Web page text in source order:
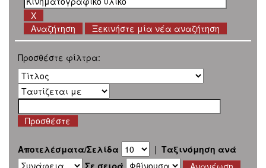
Ξεκινήστε μία νέα αναζήτηση
Προσθέστε φίλτρα:
Αποτελέσματα/Σελίδα | Ταξινόμηση ανά
Σε σειρά